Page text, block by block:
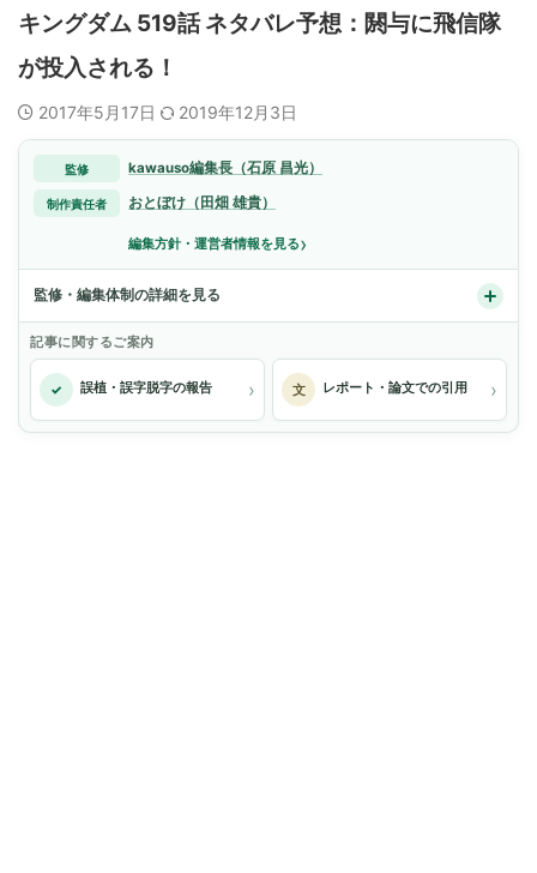
キングダム 519話 ネタバレ予想：閼与に飛信隊
が投入される！
2017年5月17日 2019年12月3日
監修 kawauso編集長（石原 昌光）
制作責任者 おとぼけ（田畑 雄貴）
編集方針・運営者情報を見る›
監修・編集体制の詳細を見る
記事に関するご案内
✓ 誤植・誤字脱字の報告 › 文 レポート・論文での引用 ›